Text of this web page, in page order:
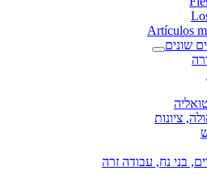
Artículos
שונים
ציונות
בני נח, עבודה זרה